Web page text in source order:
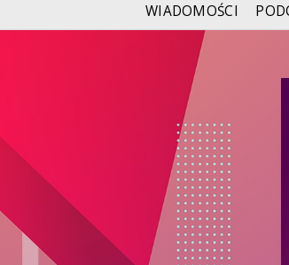
WIADOMOŚCI